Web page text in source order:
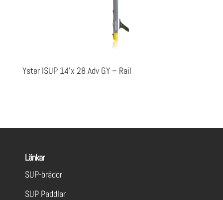
Yster ISUP 14’x 28 Adv GY – Rail
Länkar
SUP-brädor
SUP Paddlar